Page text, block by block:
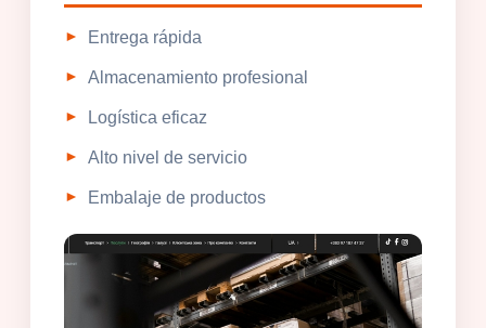
Entrega rápida
Almacenamiento profesional
Logística eficaz
Alto nivel de servicio
Embalaje de productos